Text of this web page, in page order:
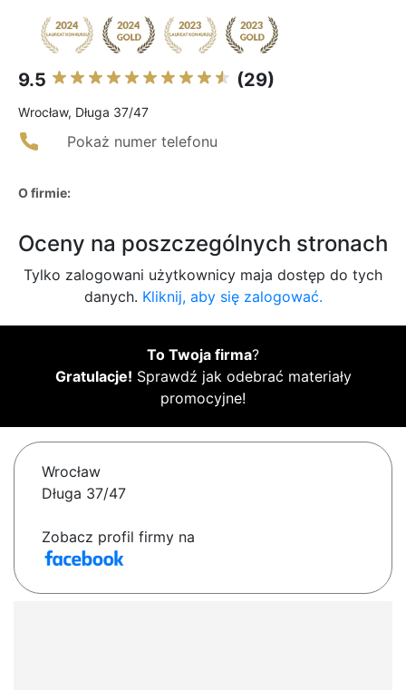
9.5 (29)
Wrocław, Długa 37/47
Pokaż numer telefonu
O firmie:
Oceny na poszczególnych stronach
Tylko zalogowani użytkownicy maja dostęp do tych
danych. Kliknij, aby się zalogować.
To Twoja firma?
Gratulacje! Sprawdź jak odebrać materiały
promocyjne!
Wrocław
Długa 37/47
Zobacz profil firmy na